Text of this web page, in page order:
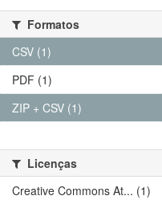
Formatos
CSV (1)
PDF (1)
ZIP + CSV (1)
Licenças
Creative Commons At... (1)